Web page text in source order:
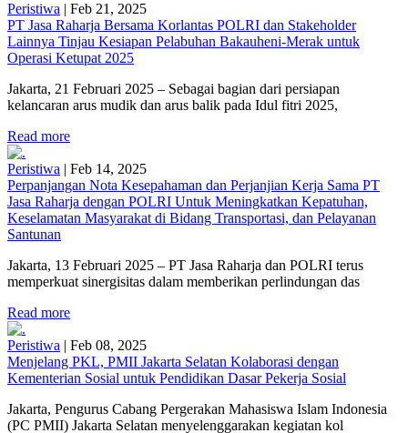
Peristiwa | Feb 21, 2025
PT Jasa Raharja Bersama Korlantas POLRI dan Stakeholder
Lainnya Tinjau Kesiapan Pelabuhan Bakauheni-Merak untuk
Operasi Ketupat 2025
Jakarta, 21 Februari 2025 – Sebagai bagian dari persiapan
kelancaran arus mudik dan arus balik pada Idul fitri 2025,
Read more
Peristiwa | Feb 14, 2025
Perpanjangan Nota Kesepahaman dan Perjanjian Kerja Sama PT
Jasa Raharja dengan POLRI Untuk Meningkatkan Kepatuhan,
Keselamatan Masyarakat di Bidang Transportasi, dan Pelayanan
Santunan
Jakarta, 13 Februari 2025 – PT Jasa Raharja dan POLRI terus
memperkuat sinergisitas dalam memberikan perlindungan das
Read more
Peristiwa | Feb 08, 2025
Menjelang PKL, PMII Jakarta Selatan Kolaborasi dengan
Kementerian Sosial untuk Pendidikan Dasar Pekerja Sosial
Jakarta, Pengurus Cabang Pergerakan Mahasiswa Islam Indonesia
(PC PMII) Jakarta Selatan menyelenggarakan kegiatan kol